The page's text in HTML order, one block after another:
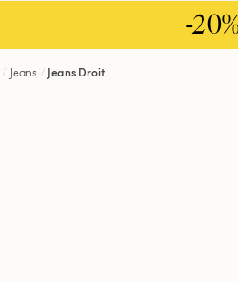
-
Jeans Jeans Droit